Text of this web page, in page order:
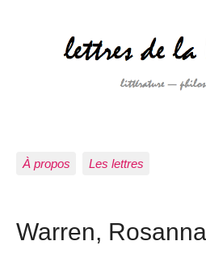
À propos Les lettres
Warren, Rosanna